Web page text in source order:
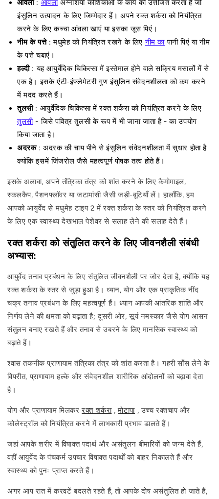
आंवला : आंवला अग्नाशयी कोशिकाओं के कार्य को उत्तेजित करता है जो
इंसुलिन उत्पादन के लिए जिम्मेदार हैं। अपने रक्त शर्करा को नियंत्रित
करने के लिए कच्चा आंवला खाएं या इसका जूस पिएं।
नीम के पत्ते : मधुमेह को नियंत्रित रखने के लिए नीम का पानी पिएं या नीम
के पत्ते चबाएं।
हल्दी : यह आयुर्वेदिक चिकित्सा में इस्तेमाल होने वाले सक्रिय मसालों में से
एक है। इसके एंटी-इंफ्लेमेटरी गुण इंसुलिन संवेदनशीलता को कम करने
में मदद करते हैं।
तुलसी : आयुर्वेदिक चिकित्सा में रक्त शर्करा को नियंत्रित करने के लिए
तुलसी- जिसे पवित्र तुलसी के रूप में भी जाना जाता है - का उपयोग
किया जाता है।
अदरक : अदरक की चाय पीने से इंसुलिन संवेदनशीलता में सुधार होता है
क्योंकि इसमें जिंजरोल जैसे महत्वपूर्ण पोषक तत्व होते हैं।
इसके अलावा, अपने तंत्रिका तंत्र को शांत करने के लिए कैमोमाइल,
स्कलकैप, पैशनफ्लॉवर या जटामांसी जैसी जड़ी-बूटियाँ लें। हालाँकि, हम
आपको आयुर्वेद से मधुमेह टाइप 2 में रक्त शर्करा के स्तर को नियंत्रित करने
के लिए एक स्वास्थ्य देखभाल पेशेवर से सलाह लेने की सलाह देते हैं।
रक्त शर्करा को संतुलित करने के लिए जीवनशैली संबंधी
अभ्यास:
आयुर्वेद तनाव प्रबंधन के लिए संतुलित जीवनशैली पर जोर देता है, क्योंकि यह
रक्त शर्करा के स्तर से जुड़ा हुआ है। ध्यान, योग और एक प्राकृतिक नींद
चक्र तनाव प्रबंधन के लिए महत्वपूर्ण हैं। ध्यान आपकी आंतरिक शांति और
निर्णय लेने की क्षमता को बढ़ाता है; दूसरी ओर, सूर्य नमस्कार जैसे योग आसन
संतुलन बनाए रखते हैं और तनाव से उबरने के लिए मानसिक स्वास्थ्य को
बढ़ाते हैं।
श्वास तकनीक प्राणायाम तंत्रिका तंत्र को शांत करता है। गहरी साँस लेने के
विपरीत, प्राणायाम हल्के और संवेदनशील शारीरिक आंदोलनों को बढ़ावा देता
है।
योग और प्राणायाम मिलकर रक्त शर्करा , मोटापा , उच्च रक्तचाप और
कोलेस्ट्रॉल को नियंत्रित करने में लाभकारी प्रभाव डालते हैं।
जहां आपके शरीर में विषाक्त पदार्थ और असंतुलन बीमारियों को जन्म देते हैं,
वहीं आयुर्वेद के पंचकर्म उपचार विषाक्त पदार्थों को बाहर निकालते हैं और
स्वास्थ्य को पुनः प्राप्त करते हैं।
अगर आप रात में करवटें बदलते रहते हैं, तो आपके दोष असंतुलित हो जाते हैं,